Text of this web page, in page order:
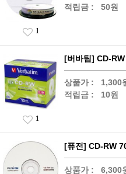
적립금 : 50원
1
[버바팀] CD-
상품가 : 1,300
적립금 : 10원
1
[퓨전] CD-RW
상품가 : 6,300